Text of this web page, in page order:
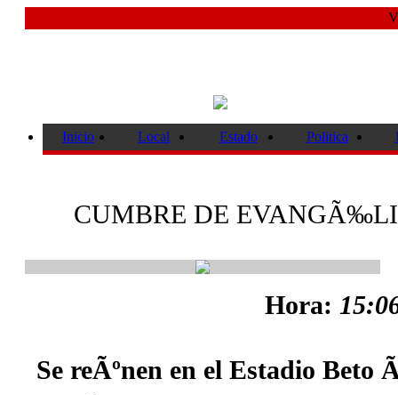
Inicio Local Estado Politica
CUMBRE DE
Hora:
Se reÃºnen en el Estadio Beto